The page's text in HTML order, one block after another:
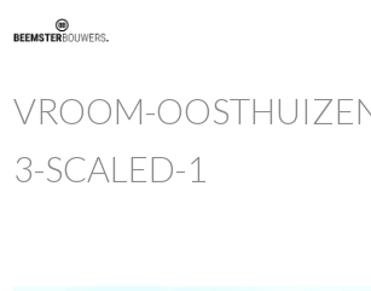
VROOM-
3-SCALED-1